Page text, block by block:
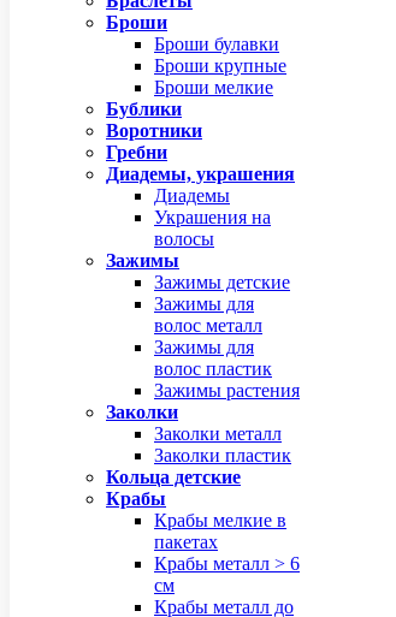
Броши
Броши булавки
Броши крупные
Броши мелкие
Бублики
Воротники
Гребни
Диадемы, украшения
Диадемы
Украшения на
волосы
Зажимы
Зажимы детские
Зажимы для
волос металл
Зажимы для
волос пластик
Зажимы растения
Заколки
Заколки металл
Заколки пластик
Кольца детские
Крабы
Крабы мелкие в
пакетах
Крабы металл > 6
см
Крабы металл до